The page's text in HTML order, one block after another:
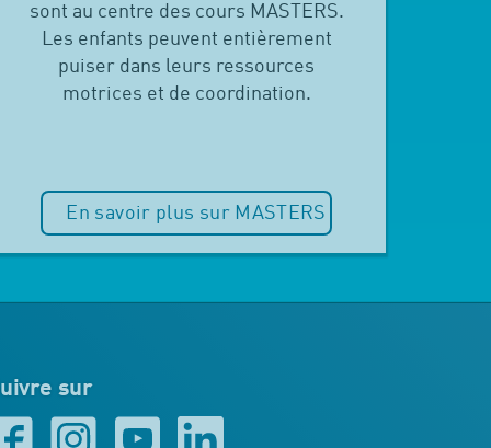
sont au centre des cours MASTERS.
Les enfants peuvent entièrement
puiser dans leurs ressources
motrices et de coordination.
En savoir plus sur MASTERS
sur